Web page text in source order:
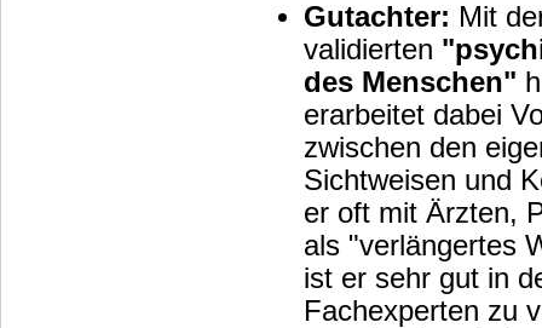
Gutachter: Mit
validierten
des Menschen"
erarbeitet dabei
zwischen den
Sichtweisen und
er oft mit Ärzten,
als "verlängertes
ist er sehr gut in
Fachexperten zu